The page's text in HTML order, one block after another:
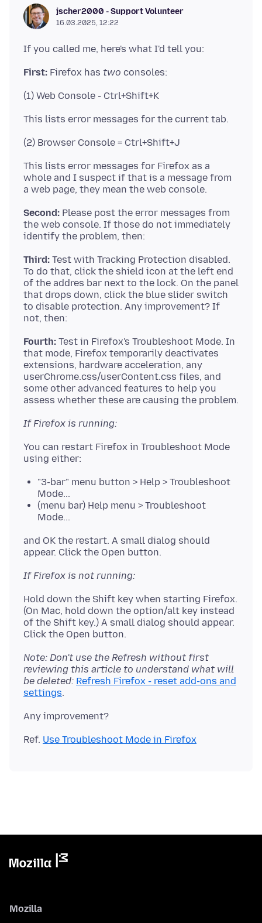
jscher2000 - Support Volunteer
16.03.2025, 12:22
First: Firefox has two
This lists error messages for Firefox as a
whole and I suspect if that is a message from
Second: Please post the error messages from
the web console. If those do not immediately
Third: Test with Tracking Protection disabled.
To do that, click the shield icon at the left end
of the addres bar next to the lock. On the panel
that drops down, click the blue slider switch
to disable protection. Any improvement? If
Fourth: Test in Firefox's Troubleshoot Mode. In
that mode, Firefox temporarily deactivates
extensions, hardware acceleration, any
userChrome.css/userContent.css files, and
some other advanced features to help you
If Firefox is running:
You can restart Firefox in Troubleshoot Mode
"3-bar" menu button > Help > Troubleshoot
Mode...
(menu bar) Help menu > Troubleshoot
Mode...
and OK the restart. A small dialog should
If Firefox is not running:
Hold down the Shift key when starting Firefox.
(On Mac, hold down the option/alt key instead
of the Shift key.) A small dialog should appear.
Note: Don't use the Refresh without first
reviewing this article to understand what will
be deleted: Refresh Firefox - reset add-ons and
settings
Ref. Use Troubleshoot Mode in Firefox
Mozilla